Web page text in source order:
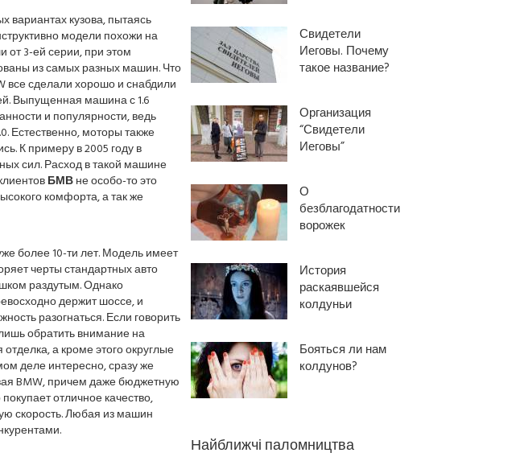
вариантах кузова, пытаясь
модели похожи на
от 3-ей серии, при этом
из самых разных машин. Что
все сделали хорошо и снабдили
Выпущенная машина с 1.6
и популярности, ведь
Естественно, моторы также
К примеру в 2005 году в
сил. Расход в такой машине
БМВне особо-то это
комфорта, а так же
более 10-ти лет. Модель имеет
черты стандартных авто
раздутым. Однако
держит шоссе, и
разогнаться. Если говорить
обратить внимание на
а кроме этого округлые
деле интересно, сразу же
BMW, причем даже бюджетную
отличное качество,
скорость. Любая из машин
Свидетели
Иеговы. Почему
такое название?
Организация
“Свидетели
Иеговы”
О
безблагодатности
ворожек
История
раскаявшейся
колдуньи
Бояться ли нам
колдунов?
Найближчі паломництва